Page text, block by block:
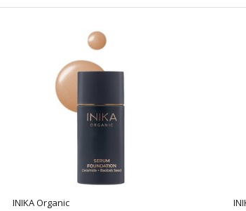
INIKA Organic